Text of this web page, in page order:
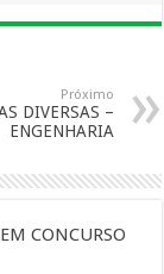
Próximo
DIVERSAS –
ENGENHARIA
CONCURSO